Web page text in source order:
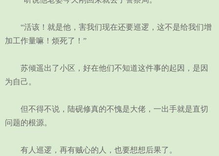
“活该！就是他，害我们现在还要巡逻，这不是给我们增
加工作量嘛！烦死了！”
苏倾遥出了小区，好在他们不知道这件事的起因，是因
为自己。
但不得不说，陆砚修真的不愧是大佬，一出手就是直切
问题的根源。
有人巡逻，再有贼心的人，也要想想后果了。